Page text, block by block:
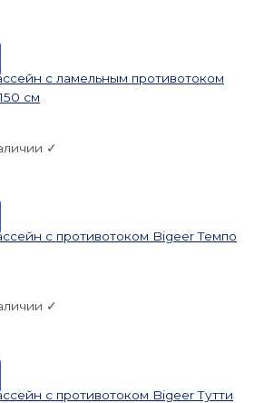
с ламельным противотоком
см
✓
с противотоком Bigeer Темпо
✓
с противотоком Bigeer Тутти